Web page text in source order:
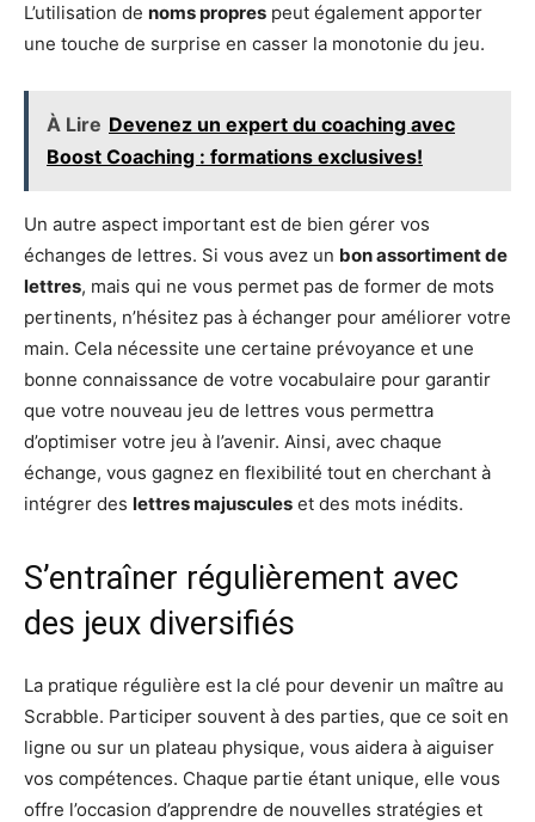
L’utilisation de noms propres peut également apporter
une touche de surprise en casser la monotonie du jeu.
À Lire Devenez un expert du coaching avec
Boost Coaching : formations exclusives!
Un autre aspect important est de bien gérer vos
échanges de lettres. Si vous avez un bon assortiment de
lettres, mais qui ne vous permet pas de former de mots
pertinents, n’hésitez pas à échanger pour améliorer votre
main. Cela nécessite une certaine prévoyance et une
bonne connaissance de votre vocabulaire pour garantir
que votre nouveau jeu de lettres vous permettra
d’optimiser votre jeu à l’avenir. Ainsi, avec chaque
échange, vous gagnez en flexibilité tout en cherchant à
intégrer des lettres majuscules et des mots inédits.
S’entraîner régulièrement avec
des jeux diversifiés
La pratique régulière est la clé pour devenir un maître au
Scrabble. Participer souvent à des parties, que ce soit en
ligne ou sur un plateau physique, vous aidera à aiguiser
vos compétences. Chaque partie étant unique, elle vous
offre l’occasion d’apprendre de nouvelles stratégies et